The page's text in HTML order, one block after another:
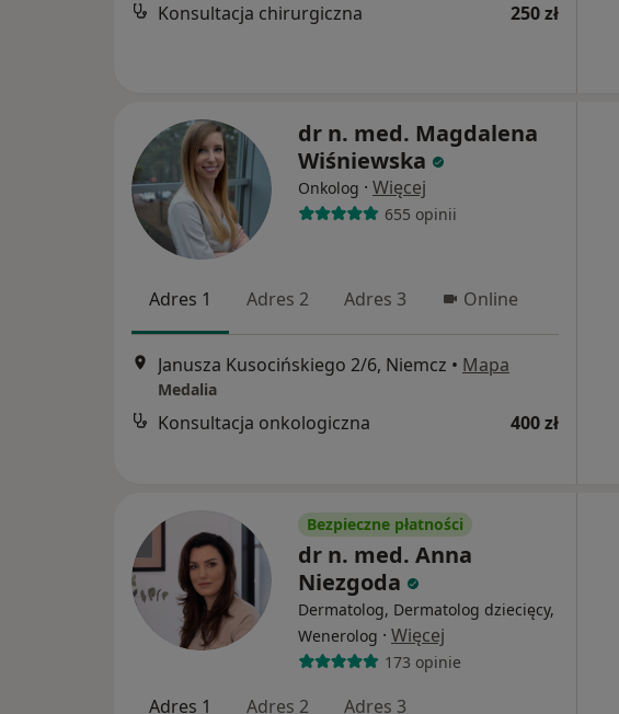
Konsultacja chirurgiczna 250 zł
dr n. med. Magdalena
Wiśniewska
Onkolog · Więcej
655 opinii
Adres 1 Adres 2 Adres 3 Online
Janusza Kusocińskiego 2/6, Niemcz • Mapa
Medalia
Konsultacja onkologiczna 400 zł
Bezpieczne płatności
dr n. med. Anna
Niezgoda
Dermatolog, Dermatolog dziecięcy,
Wenerolog · Więcej
173 opinie
Adres 1 Adres 2 Adres 3